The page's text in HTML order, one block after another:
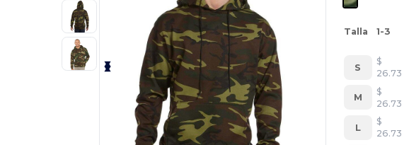
Talla 1-3
S
$
26.73
M
$
26.73
L
$
26.73